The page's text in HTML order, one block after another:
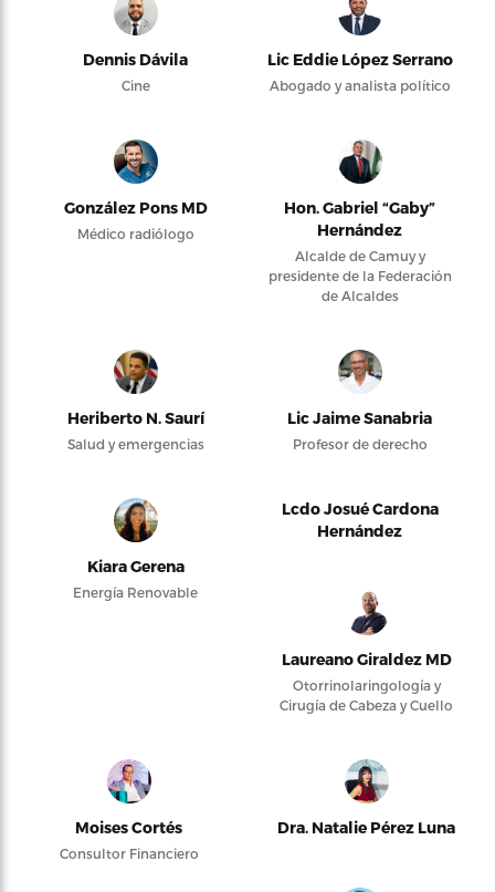
Dennis Dávila
Cine
Lic Eddie López Serrano
Abogado y analista político
González Pons MD
Médico radiólogo
Hon. Gabriel “Gaby”
Hernández
Alcalde de Camuy y
presidente de la Federación
de Alcaldes
Heriberto N. Saurí
Salud y emergencias
Lic Jaime Sanabria
Profesor de derecho
Kiara Gerena
Energía Renovable
Lcdo Josué Cardona
Hernández
Laureano Giraldez MD
Otorrinolaringología y
Cirugía de Cabeza y Cuello
Moises Cortés
Consultor Financiero
Dra. Natalie Pérez Luna